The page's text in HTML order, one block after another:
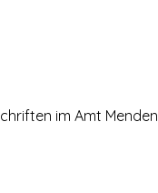
im Amt Menden